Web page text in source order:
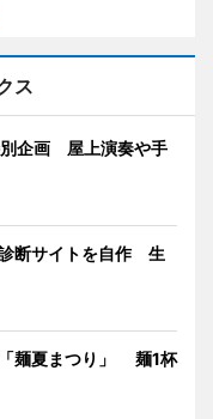
ス
別企画 屋上演奏や手
断サイトを自作 生
麺夏まつり」 麺1杯